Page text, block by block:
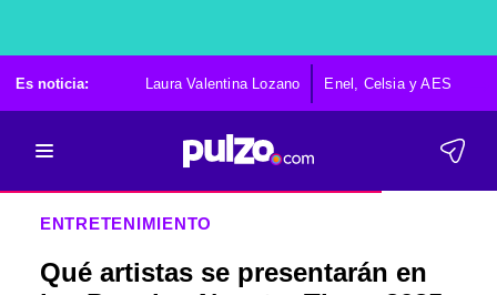
Es noticia: Laura Valentina Lozano Enel, Celsia y AES
ENTRETENIMIENTO
Qué artistas se presentarán en